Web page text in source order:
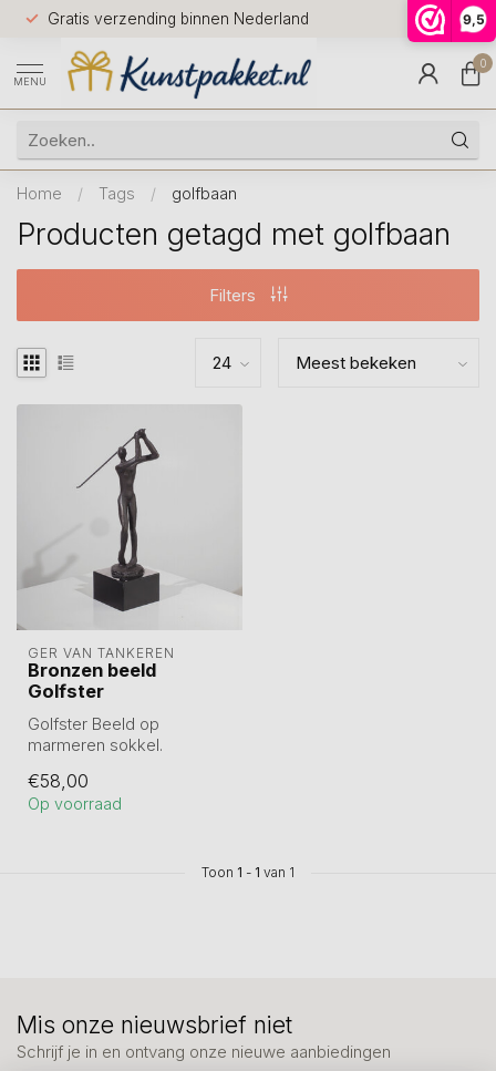
9,5
Gratis verzending binnen Nederland
Voor
huis
9.5
MENU
0
Home / Tags / golfbaan
Producten getagd met golfbaan
Filters
GER VAN TANKEREN
Bronzen beeld
Golfster
Golfster Beeld op
marmeren sokkel.
en daarna verbron...
€58,00
Op voorraad
Toon 1 - 1 van 1
Mis onze nieuwsbrief niet
Schrijf je in en ontvang onze nieuwe aanbiedingen